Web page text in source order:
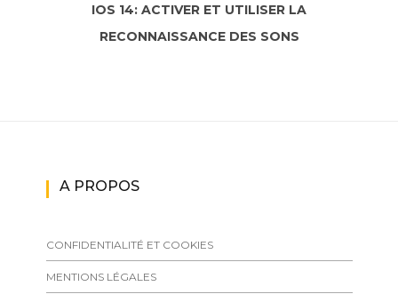
IOS 14: ACTIVER ET UTILISER LA
RECONNAISSANCE DES SONS
A PROPOS
CONFIDENTIALITÉ ET COOKIES
MENTIONS LÉGALES